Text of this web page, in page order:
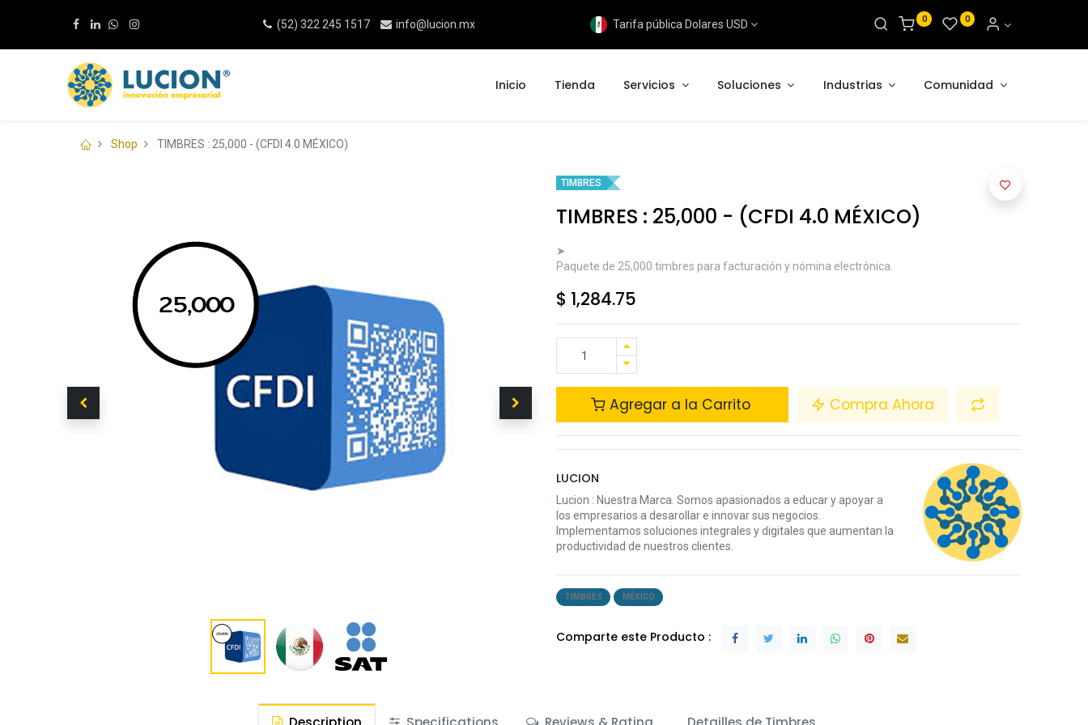
(52) 322 245 1517 info@lucion.mx Tarifa pública Dolares USD 0 0
Inicio Tienda Servicios Soluciones Industrias Comunidad
Shop TIMBRES : 25,000 - (CFDI 4.0 MÉXICO)
TIMBRES
TIMBRES : 25,000 - (CFDI 4.0 MÉXICO)
➤
Paquete de 25,000 timbres para facturación y nómina electrónica.
$ 1,284.75
Agregar a la Carrito Compra Ahora
LUCION
Lucion : Nuestra Marca. Somos apasionados a educar y apoyar a
los empresarios a desarollar e innovar sus negocios.
Implementamos soluciones integrales y digitales que aumentan la
productividad de nuestros clientes.
TIMBRES MÉXICO
Comparte este Producto :